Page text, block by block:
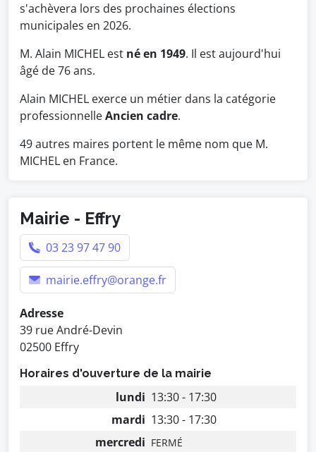
s'achèvera lors des prochaines élections
municipales en 2026.
M. Alain MICHEL est né en 1949. Il est aujourd'hui
âgé de 76 ans.
Alain MICHEL exerce un métier dans la catégorie
professionnelleAncien cadre.
49 autres maires portent le même nom que M.
MICHEL en France.
Mairie - Effry
03 23 97 47 90
mairie.effry@orange.fr
Adresse
39 rue André-Devin
02500 Effry
Horaires d'ouverture de la mairie
lundi 13:30 - 17:30
mardi 13:30 - 17:30
mercredi FERMÉ